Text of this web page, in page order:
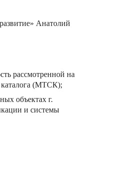
Анатолий
рассмотренной на
каталога (МТСК);
объектах г.
и системы